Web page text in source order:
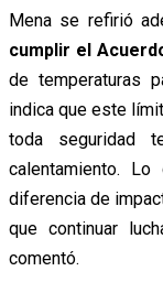
Mena se refirió
cumplir el
de temperaturas
indica que este
toda seguridad
calentamiento.
diferencia de
que continuar
comentó.